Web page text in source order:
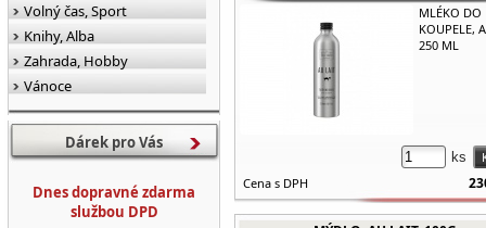
MLÉKO DO
KOUPELE,
250 ML
ks
Cena s DPH
Volný čas, Sport
Knihy, Alba
Zahrada, Hobby
Vánoce
Dárek pro Vás
Dnes dopravné zdarma
službou DPD